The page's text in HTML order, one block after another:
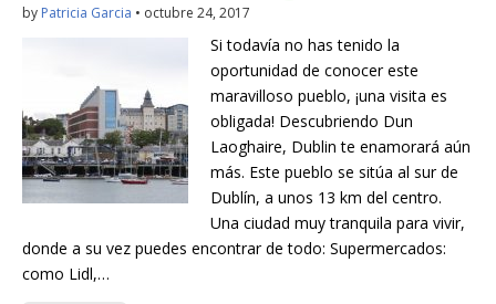
by Patricia Garcia • octubre 24, 2017
Si todavía no has tenido la
oportunidad de conocer este
maravilloso pueblo, ¡una visita es
obligada! Descubriendo Dun
Laoghaire, Dublin te enamorará aún
más. Este pueblo se sitúa al sur de
Dublín, a unos 13 km del centro.
Una ciudad muy tranquila para vivir,
donde a su vez puedes encontrar de todo: Supermercados:
como Lidl,…